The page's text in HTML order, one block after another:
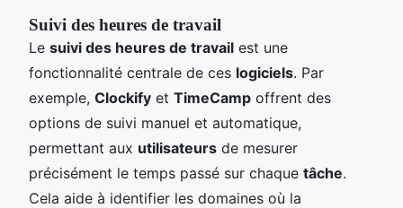
Suivi des heures de travail
Le suivi des heures de travail est une
fonctionnalité centrale de ces logiciels. Par
exemple, Clockify et TimeCamp offrent des
options de suivi manuel et automatique,
permettant aux utilisateurs de mesurer
précisément le temps passé sur chaque tâche.
Cela aide à identifier les domaines où la